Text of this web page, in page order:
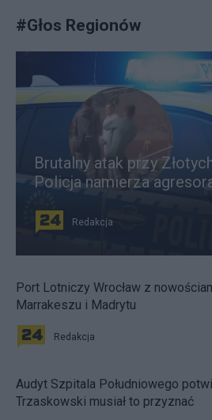
#Głos Regionów
Brutalny atak przy
Policja namierza
Redakcja
Port Lotniczy Wrocław z
Marrakeszu i Madrytu
Redakcja
Audyt Szpitala Południowego
Trzaskowski musiał to przyznać